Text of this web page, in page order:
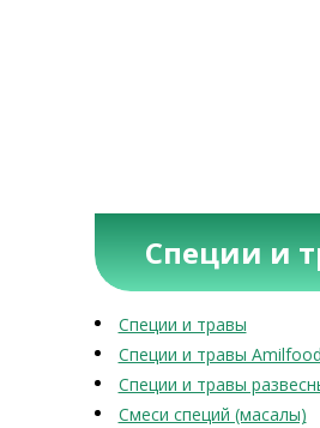
Специи и
Специи и травы
Специи и травы
Специи и травы
Смеси специй (масалы)